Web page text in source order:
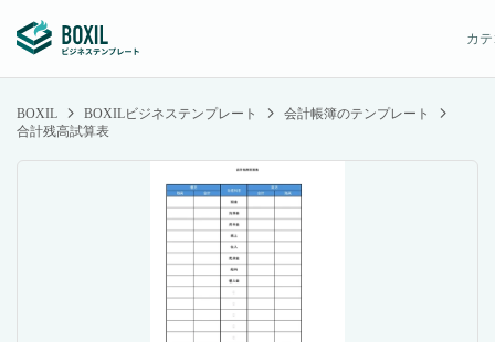
カ
BOXIL BOXILビジネステンプレート
会計帳簿のテンプレート
合計残高試算表